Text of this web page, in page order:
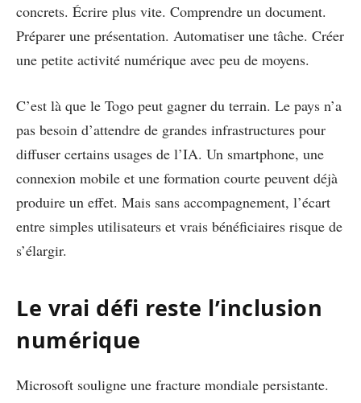
concrets. Écrire plus vite. Comprendre un document.
Préparer une présentation. Automatiser une tâche. Créer
une petite activité numérique avec peu de moyens.
C’est là que le Togo peut gagner du terrain. Le pays n’a
pas besoin d’attendre de grandes infrastructures pour
diffuser certains usages de l’IA. Un smartphone, une
connexion mobile et une formation courte peuvent déjà
produire un effet. Mais sans accompagnement, l’écart
entre simples utilisateurs et vrais bénéficiaires risque de
s’élargir.
Le vrai défi reste l’inclusion
numérique
Microsoft souligne une fracture mondiale persistante.